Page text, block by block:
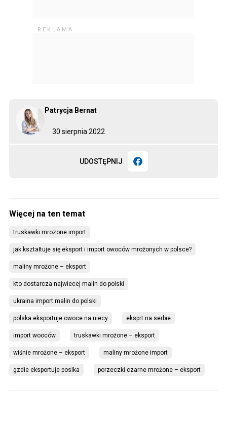
30 sierpnia 2022
Patrycja Bernat
UDOSTĘPNIJ
truskawki mrozone import
jak kształtuje się eksport i import owoców mrożonych w polsce?
maliny mrożone – eksport
kto dostarcza najwiecej malin do polski
ukraina import malin do polski
polska eksportuje owoce na niecy eksprt na serbie
import wooców truskawki mrożone – eksport
wiśnie mrożone – eksport maliny mrożone import
gzdie eksportuje poslka porzeczki czarne mrożone – eksport